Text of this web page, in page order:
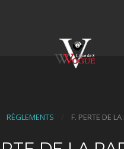
RÈGLEMENTS F. PERTE DE LA